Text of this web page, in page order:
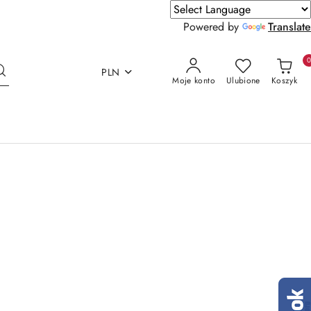
Powered by
Translate
PLN
Moje konto Ulubione Koszyk
0